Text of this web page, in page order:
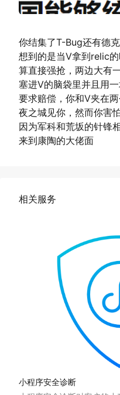
你结集了T-Bug还有德
想到的是当V拿到relic
算直接强抢，两边大有
塞进V的脑袋里并且用
要求赔偿，你和V夹在
夜之城见你，然而你害
因为军科和荒坂的针锋
来到康陶的大佬面
相关服务
小程序安全诊断